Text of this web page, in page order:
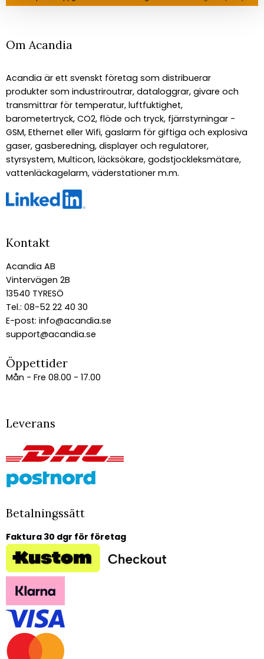
Om Acandia
Acandia är ett svenskt företag som distribuerar
produkter som industriroutrar, dataloggrar, givare och
transmittrar för temperatur, luftfuktighet,
barometertryck, CO2, flöde och tryck, fjärrstyrningar -
GSM, Ethernet eller Wifi, gaslarm för giftiga och explosiva
gaser, gasberedning, displayer och regulatorer,
styrsystem, Multicon, läcksökare, godstjockleksmätare,
vattenläckagelarm, väderstationer m.m.
Kontakt
Acandia AB
Vintervägen 2B
13540 TYRESÖ
Tel.: 08-52 22 40 30
E-post: info@acandia.se
support@acandia.se
Öppettider
Mån - Fre 08.00 - 17.00
Leverans
Betalningssätt
Faktura 30 dgr för företag